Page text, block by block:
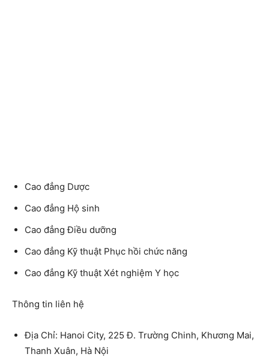
Cao đẳng Dược
Cao đẳng Hộ sinh
Cao đẳng Điều dưỡng
Cao đẳng Kỹ thuật Phục hồi chức năng
Cao đẳng Kỹ thuật Xét nghiệm Y học
Thông tin liên hệ
Địa Chỉ: Hanoi City, 225 Đ. Trường Chinh, Khương Mai,
Thanh Xuân, Hà Nội